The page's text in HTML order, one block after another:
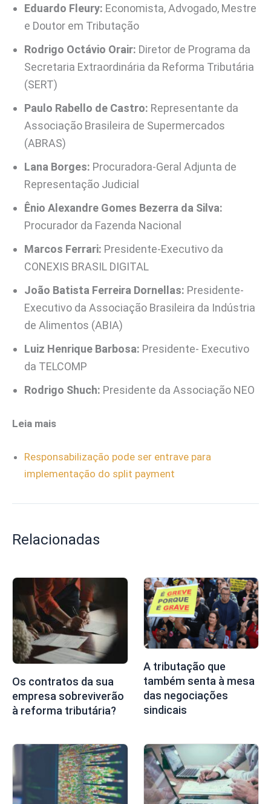
Eduardo Fleury: Economista, Advogado, Mestre
e Doutor em Tributação
Rodrigo Octávio Orair: Diretor de Programa da
Secretaria Extraordinária da Reforma Tributária
(SERT)
Paulo Rabello de Castro: Representante da
Associação Brasileira de Supermercados
(ABRAS)
Lana Borges: Procuradora-Geral Adjunta de
Representação Judicial
Ênio Alexandre Gomes Bezerra da Silva:
Procurador da Fazenda Nacional
Marcos Ferrari: Presidente-Executivo da
CONEXIS BRASIL DIGITAL
João Batista Ferreira Dornellas: Presidente-
Executivo da Associação Brasileira da Indústria
de Alimentos (ABIA)
Luiz Henrique Barbosa: Presidente- Executivo
da TELCOMP
Rodrigo Shuch: Presidente da Associação NEO
Leia mais
Responsabilização pode ser entrave para
implementação do split payment
Relacionadas
Os contratos da sua
empresa sobreviverão
à reforma tributária?
A tributação que
também senta à mesa
das negociações
sindicais